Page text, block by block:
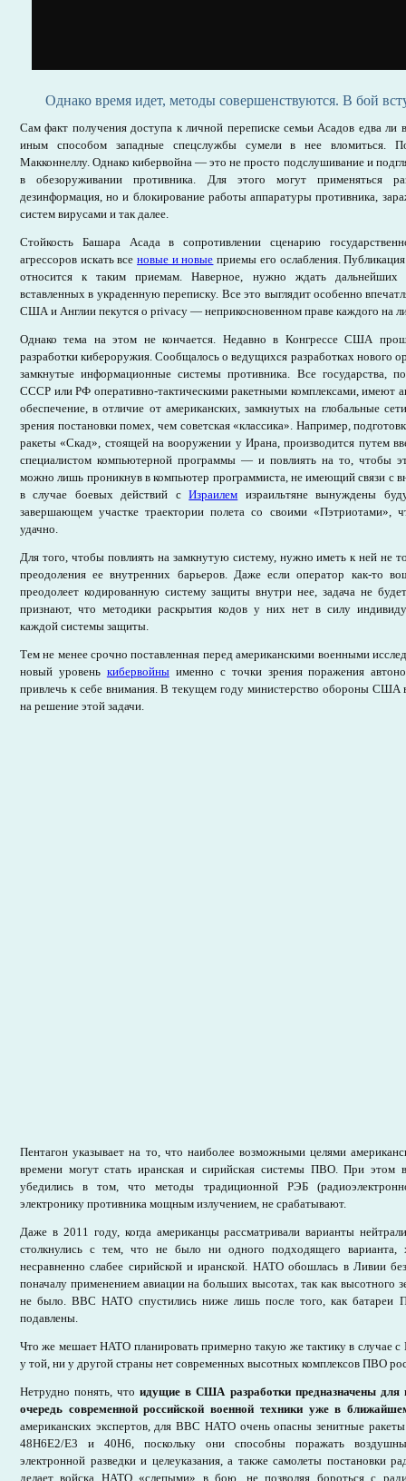
Однако время идет, методы совершенствуются. В бой
Сам факт получения доступа к личной переписке семьи Асадов едва ли
иным способом западные спецслужбы сумели в нее вломиться.
Макконнеллу. Однако кибервойна — это не просто подслушивание и
в обезоруживании противника. Для этого могут применяться
дезинформация, но и блокирование работы аппаратуры противника,
систем вирусами и так далее.
Стойкость Башара Асада в сопротивлении сценарию
агрессоров искать всеновые и новые приемы его ослабления.
относится к таким приемам. Наверное, нужно ждать дальнейших
вставленных в украденную переписку. Все это выглядит особенно
США и Англии пекутся о privacy — неприкосновенном праве каждого на
Однако тема на этом не кончается. Недавно в Конгрессе США
разработки кибероружия. Сообщалось о ведущихся разработках нового
замкнутые информационные системы противника. Все государства,
СССР или РФ оперативно-тактическими ракетными комплексами, имеют
обеспечение, в отличие от американских, замкнутых на глобальные
зрения постановки помех, чем советская «классика». Например,
ракеты «Скад», стоящей на вооружении у Ирана, производится путем
специалистом компьютерной программы — и повлиять на то, чтобы
можно лишь проникнув в компьютер программиста, не имеющий связи с
в случае боевых действий сИзраилем израильтяне вынуждены
завершающем участке траектории полета со своими «Пэтриотами»,
удачно.
Для того, чтобы повлиять на замкнутую систему, нужно иметь к ней не
преодоления ее внутренних барьеров. Даже если оператор как-то
преодолеет кодированную систему защиты внутри нее, задача не
признают, что методики раскрытия кодов у них нет в силу
каждой системы защиты.
Тем не менее срочно поставленная перед американскими военными
новый уровень кибервойныименно с точки зрения поражения
привлечь к себе внимания. В текущем году министерство обороны США
на решение этой задачи.
Пентагон указывает на то, что наиболее возможными целями
времени могут стать иранская и сирийская системы ПВО. При
убедились в том, что методы традиционной РЭБ
электронику противника мощным излучением, не срабатывают.
Даже в 2011 году, когда американцы рассматривали варианты
столкнулись с тем, что не было ни одного подходящего
несравненно слабее сирийской и иранской. НАТО обошлась в Ливии
поначалу применением авиации на больших высотах, так как высотного
не было. ВВС НАТО спустились ниже лишь после того, как батареи
подавлены.
Что же мешает НАТО планировать примерно такую же тактику в случае
у той, ни у другой страны нет современных высотных комплексов ПВО
Нетрудно понять, чтоидущие в США разработки предназначены для
очередь современной российской военной техники уже в
американских экспертов, для ВВС НАТО очень опасны зенитные ракеты
48Н6Е2/Е3 и 40Н6, поскольку они способны поражать
электронной разведки и целеуказания, а также самолеты постановки
делает войска НАТО «слепыми» в бою, не позволяя бороться с